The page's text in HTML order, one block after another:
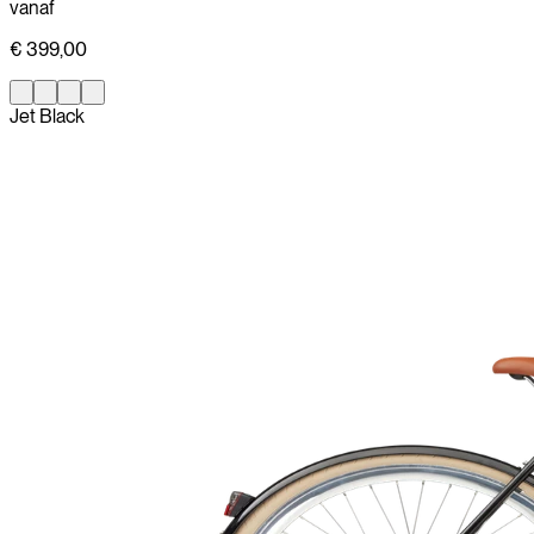
vanaf
€ 399,00
Jet Black